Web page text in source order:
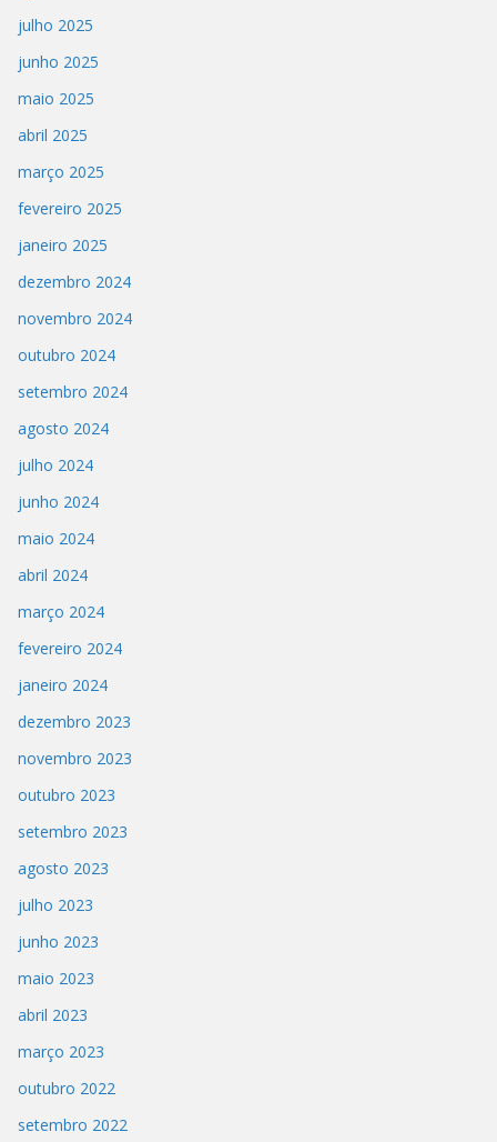
julho 2025
junho 2025
maio 2025
abril 2025
março 2025
fevereiro 2025
janeiro 2025
dezembro 2024
novembro 2024
outubro 2024
setembro 2024
agosto 2024
julho 2024
junho 2024
maio 2024
abril 2024
março 2024
fevereiro 2024
janeiro 2024
dezembro 2023
novembro 2023
outubro 2023
setembro 2023
agosto 2023
julho 2023
junho 2023
maio 2023
abril 2023
março 2023
outubro 2022
setembro 2022